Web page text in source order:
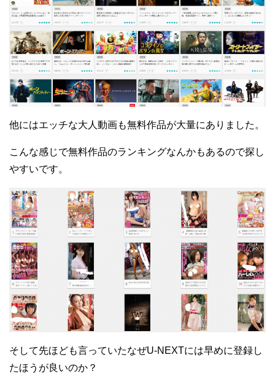
他にはエッチな大人動画も無料作品が大量にありました。
こんな感じで無料作品のランキングなんかもあるので探し
やすいです。
そして先ほども言っていたなぜU-NEXTには早めに登録し
たほうが良いのか？